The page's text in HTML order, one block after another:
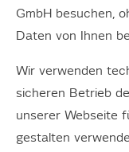
Gutes
Millionen Euro /
Investitionen
Euro / Neues
große
GmbH besuchen,
Daten von Ihnen
Wir verwenden
sicheren Betrieb
unserer Webseite
gestalten